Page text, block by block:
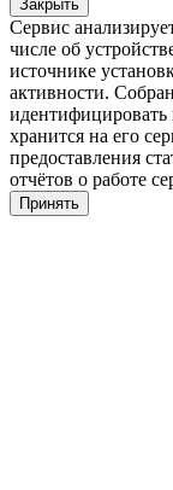
Закрыть
Сервис
числе об
источнике
активности.
идентифицировать
хранится на его
предоставления
отчётов о работе
Принять